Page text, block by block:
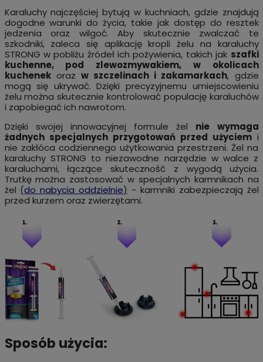
Karaluchy najczęściej bytują w kuchniach, gdzie znajdują
dogodne warunki do życia, takie jak dostęp do resztek
jedzenia oraz wilgoć. Aby skutecznie zwalczać te
szkodniki, zaleca się aplikację kropli żelu na karaluchy
STRONG w pobliżu źródeł ich pożywienia, takich jak szafki
kuchenne, pod zlewozmywakiem, w okolicach
kuchenekoraz w szczelinach i zakamarkach, gdzie
mogą się ukrywać. Dzięki precyzyjnemu umiejscowieniu
żelu można skutecznie kontrolować populację karaluchów
i zapobiegać ich nawrotom.
Dzięki swojej innowacyjnej formule żel nie wymaga
żadnych specjalnych przygotowań przed użyciemi
nie zakłóca codziennego użytkowania przestrzeni. Żel na
karaluchy STRONG to niezawodne narzędzie w walce z
karaluchami, łączące skuteczność z wygodą użycia.
Trutkę można zastosować w specjalnych karmnikach na
żel (do nabycia oddzielnie) - karmniki zabezpieczają żel
przed kurzem oraz zwierzętami.
Sposób użycia: